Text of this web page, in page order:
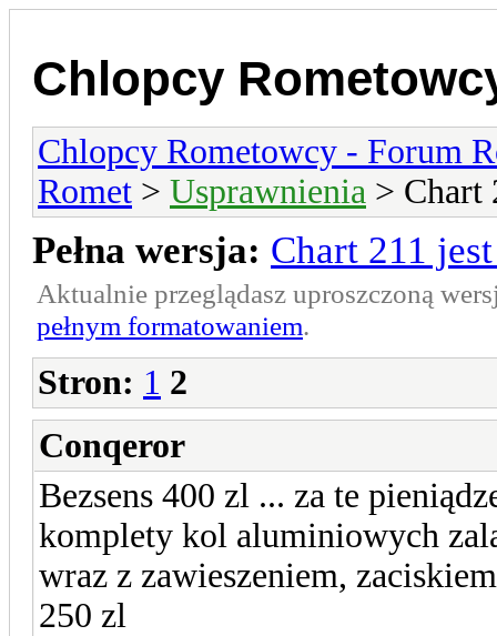
Chlopcy
Chlopcy Rometowcy - Forum
Romet > Usprawnienia > Chart
Pełna wersja: Chart 211
Aktualnie przeglądasz uproszczoną
pełnym formatowaniem.
Stron: 1 2
Conqeror
Bezsens 400 zl ... za te
komplety kol aluminiowych
wraz z zawieszeniem,
250 zl